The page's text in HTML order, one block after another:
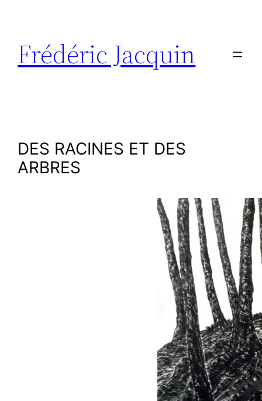
Frédéric Jacquin
DES RACINES ET DES
ARBRES